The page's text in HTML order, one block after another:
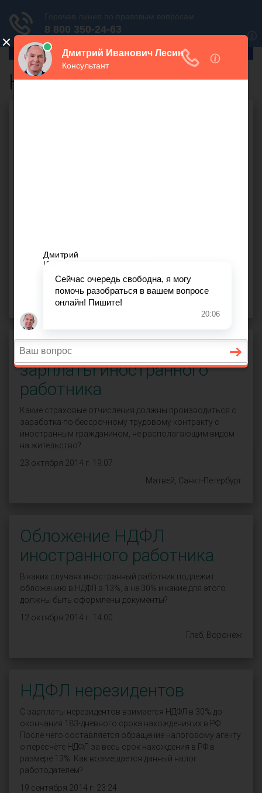
ГлавПрав
Налоговый резидент
Страховые взносы с
зарплаты иностранного
работника
Какие страховые отчисления должны производиться с
заработка по бессрочному трудовому контракту с
иностранным гражданином, не располагающим видом
на жительство?
23 октября 2014 г. 19:07
Матвей, Санкт-Петербург
Обложение НДФЛ
иностранного работника
В каких случаях иностранный работник подлежит
обложению в НДФЛ в 13%, а не 30% и какие для этого
должны быть оформлены документы?
12 октября 2014 г. 14:00
Глеб, Воронеж
НДФЛ нерезидентов
С зарплаты нерезидентов взимается НДФЛ в 30% до
окончания 183-дневного срока нахождения их в РФ.
После чего составляется обращение налоговому агенту
о пересчёте НДФЛ за весь срок нахождения в РФ в
размере 13%. Как возмещается данный налог
работодателем?
19 сентября 2014 г. 23:24